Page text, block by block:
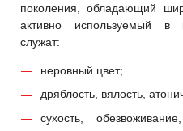
поколения, обладающий
активно используемый в
служат:
неровный цвет;
дряблость, вялость,
сухость,